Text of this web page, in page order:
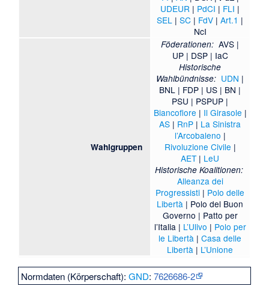
UDEUR | PdCI | FLI |
SEL |SC | FdV |Art.1 |
NcI
Wahlgruppen
Föderationen: AVS |
UP| DSP| IaC
Historische
Wahlbündnisse: UDN |
BNL | FDP | US | BN |
PSU | PSPUP |
Biancofiore | Il Girasole |
AS | RnP | La Sinistra
l’Arcobaleno |
Rivoluzione Civile |
AET| LeU
Historische Koalitionen:
Alleanza dei
Progressisti | Polo delle
Libertà | Polo del Buon
Governo | Patto per
l’Italia | L’Ulivo | Polo per
le Libertà |Casa delle
Libertà | L’Unione
Normdaten (Körperschaft):GND:7626686-2